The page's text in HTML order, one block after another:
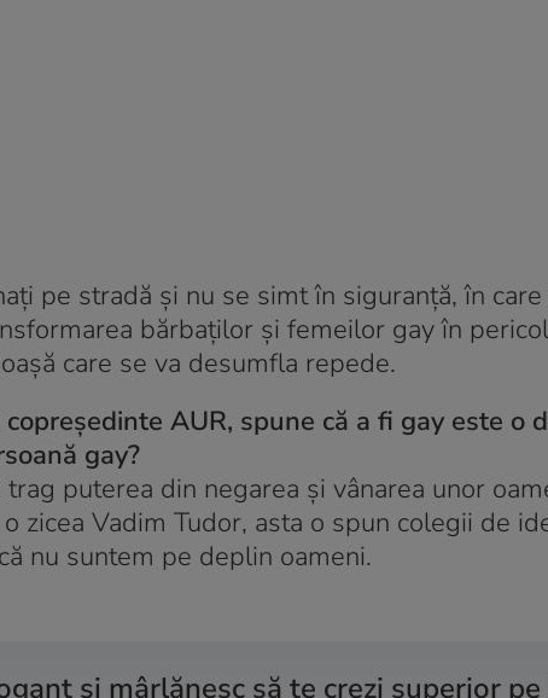
pe stradă și nu se simt în siguranță, în
bărbaților și femeilor gay în
care se va desumfla repede.
AUR, spune că a fi gay este o
gay?
puterea din negarea și vânarea unor
zicea Vadim Tudor, asta o spun colegii de
nu suntem pe deplin oameni.
și mârlănesc să te crezi superior